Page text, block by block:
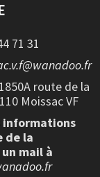
71 31
1850A route de la
Moissac VF
informations
de la
mail à